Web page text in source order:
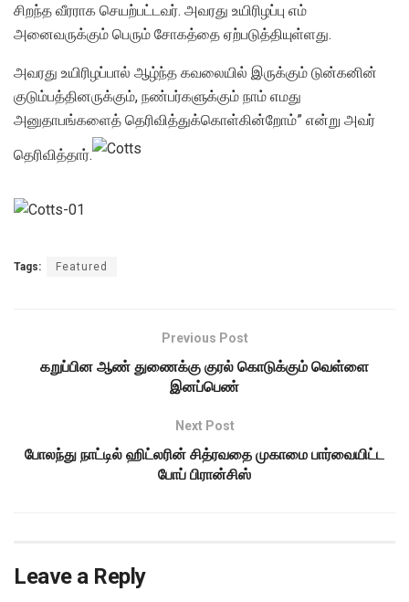
சிறந்த வீரராக செயற்பட்டவர். அவரது உயிரிழப்பு எம்
அனைவருக்கும் பெரும் சோகத்தை ஏற்படுத்தியுள்ளது.
அவரது உயிரிழப்பால் ஆழ்ந்த கவலையில் இருக்கும் டுன்கனின்
குடும்பத்தினருக்கும், நண்பர்களுக்கும் நாம் எமது
அனுதாபங்களைத் தெரிவித்துக்கொள்கின்றோம்” என்று அவர்
தெரிவித்தார்.
Tags: Featured
Previous Post
கறுப்பின ஆண் துணைக்கு குரல் கொடுக்கும் வெள்ளை
இனப்பெண்
Next Post
போலந்து நாட்டில் ஹிட்லரின் சித்ரவதை முகாமை பார்வையிட்ட
போப் பிரான்சிஸ்
Leave a Reply